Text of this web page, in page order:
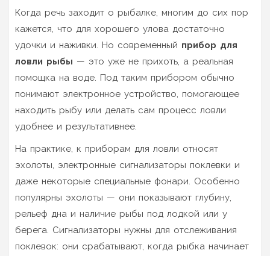
Когда речь заходит о рыбалке, многим до сих пор
кажется, что для хорошего улова достаточно
удочки и наживки. Но современный прибор для
ловли рыбы — это уже не прихоть, а реальная
помощка на воде. Под таким прибором обычно
понимают электронное устройство, помогающее
находить рыбу или делать сам процесс ловли
удобнее и результативнее.
На практике, к приборам для ловли относят
эхолоты, электронные сигнализаторы поклевки и
даже некоторые специальные фонари. Особенно
популярны эхолоты — они показывают глубину,
рельеф дна и наличие рыбы под лодкой или у
берега. Сигнализаторы нужны для отслеживания
поклевок: они срабатывают, когда рыбка начинает